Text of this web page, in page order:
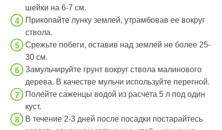
шейки на 6-7 см.
Прикопайте лунку землей, утрамбовав ее вокруг
ствола.
Срежьте побеги, оставив над землей не более 25-
30 см.
Замульчируйте грунт вокруг ствола малинового
дерева. В качестве мульчи используйте перегной.
Полейте саженцы водой из расчета 5 л под один
куст.
В течение 2-3 дней после посадки постарайтесь